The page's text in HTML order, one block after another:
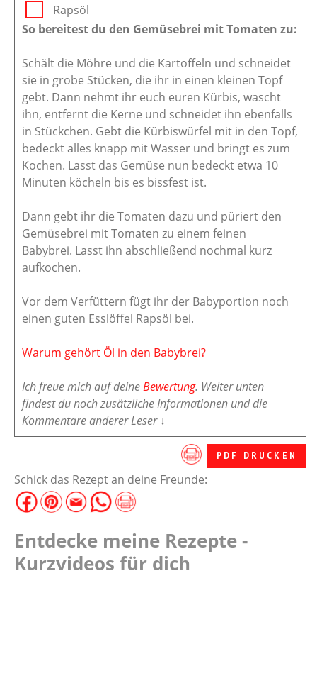
Rapsöl
So bereitest du den Gemüsebrei mit Tomaten zu:
Schält die Möhre und die Kartoffeln und schneidet
sie in grobe Stücken, die ihr in einen kleinen Topf
gebt. Dann nehmt ihr euch euren Kürbis, wascht
ihn, entfernt die Kerne und schneidet ihn ebenfalls
in Stückchen. Gebt die Kürbiswürfel mit in den Topf,
bedeckt alles knapp mit Wasser und bringt es zum
Kochen. Lasst das Gemüse nun bedeckt etwa 10
Minuten köcheln bis es bissfest ist.
Dann gebt ihr die Tomaten dazu und püriert den
Gemüsebrei mit Tomaten zu einem feinen
Babybrei. Lasst ihn abschließend nochmal kurz
aufkochen.
Vor dem Verfüttern fügt ihr der Babyportion noch
einen guten Esslöffel Rapsöl bei.
Warum gehört Öl in den Babybrei?
Ich freue mich auf deineBewertung. Weiter unten
findest du noch zusätzliche Informationen und die
Kommentare anderer Leser ↓
PDF DRUCKEN
Schick das Rezept an deine Freunde:
Entdecke meine Rezepte -
Kurzvideos für dich